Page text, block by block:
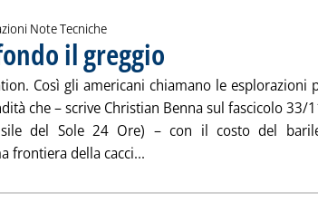
Note Tecniche
il greggio
Così gli americani chiamano le esplorazioni
che – scrive Christian Benna sul fascicolo 33/
del Sole 24 Ore) – con il costo del
frontiera della cacci... Leggi tutta la notizia: